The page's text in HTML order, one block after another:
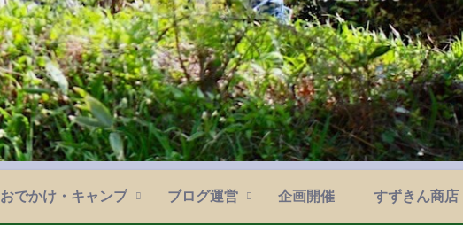
おでかけ・キャンプ ブログ運営 企画開催 すずきん商店